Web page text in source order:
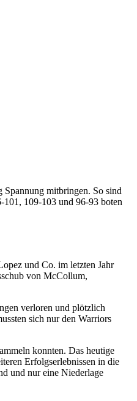
mitbringen. So sind
109-103 und 96-93 boten
und Co. im letzten Jahr
von McCollum,
verloren und plötzlich
sich nur den Warriors
konnten. Das heutige
Erfolgserlebnissen in die
und nur eine Niederlage